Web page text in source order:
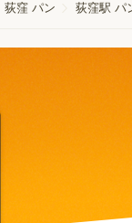
荻窪 パン 荻窪駅 パ